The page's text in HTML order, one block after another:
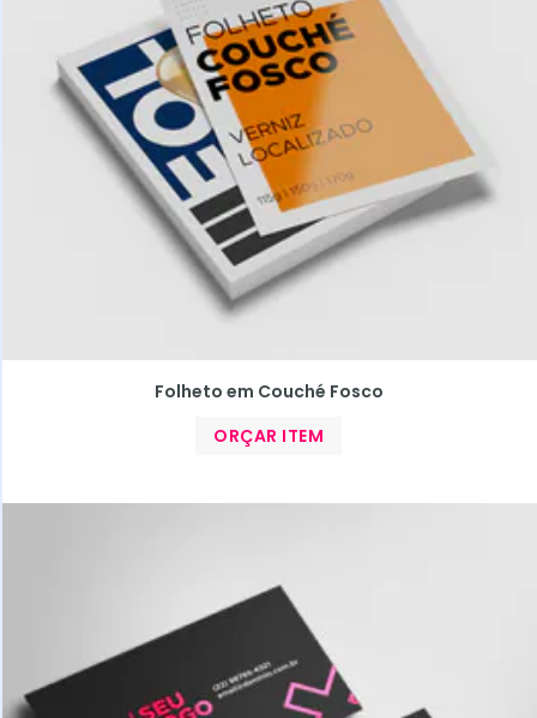
Folheto em Couché Fosco
ORÇAR ITEM